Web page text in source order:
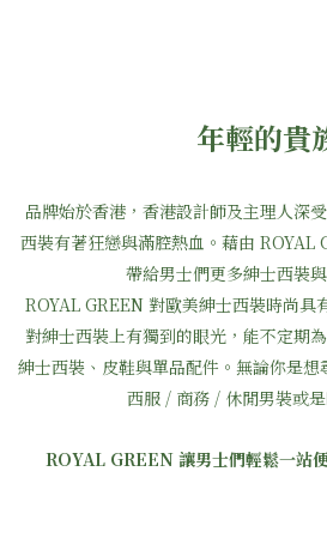
年輕的貴
品牌始於香港，香港設計師及主理人深
西裝有著狂戀與滿腔熱血。 藉由 ROYAL
帶給男士們更多紳士西裝
ROYAL GREEN 對歐美紳士西裝時尚具
對紳士西裝上有獨到的眼光， 能不定期
紳士西裝、皮鞋與單品配件。 無論你是想
西服 / 商務 / 休閒男裝或是
ROYAL GREEN 讓男士們輕鬆一站